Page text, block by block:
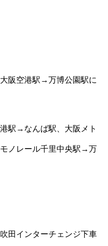
阪空港駅→万博公園駅に
駅→なんば駅、大阪メト
ノレール千里中央駅→万
田インターチェンジ下車